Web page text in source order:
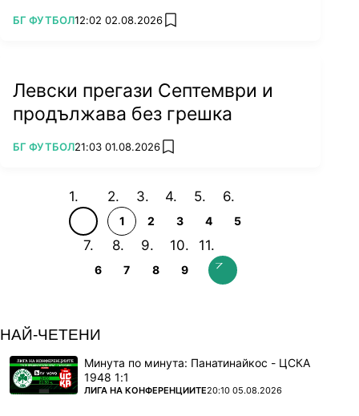
ПОВЕЧЕ ОТ
БГ ФУТБОЛ12:02 02.08.2026 add favorites
Левски прегази Септември и
продължава без грешка
ПОВЕЧЕ ОТ
БГ ФУТБОЛ21:03 01.08.2026 add favorites
1 2 3 4 5
6 7 8 9
НАЙ-ЧЕТЕНИ
Минута по минута: Панатинайкос - ЦСКА
1948 1:1
ПОВЕЧЕ ОТ
ЛИГА НА КОНФЕРЕНЦИИТЕ20:10 05.08.2026